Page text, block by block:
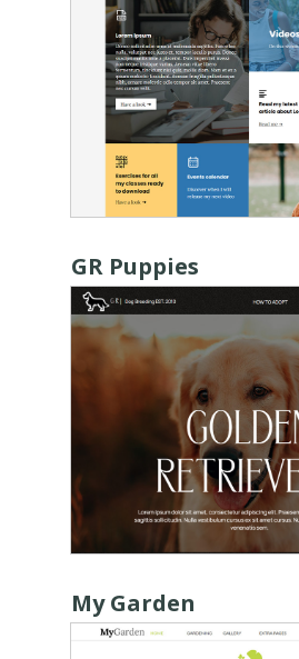
GR Puppies
My Garden